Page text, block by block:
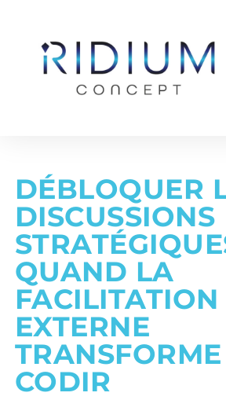
DÉBLOQUER
DISCUSSIONS
QUAND LA
FACILITATION
EXTERNE
CODIR